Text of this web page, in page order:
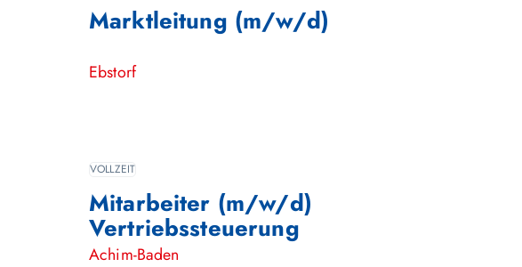
Marktleitung (m/w/d)
Ebstorf
Mitarbeiter (m/w/d)
Vertriebssteuerung
Achim-Baden
VOLLZEIT